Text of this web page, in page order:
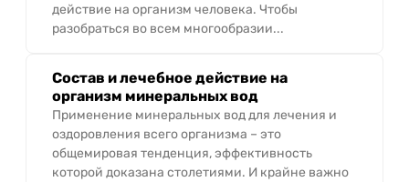
действие на организм человека. Чтобы
разобраться во всем многообразии...
Состав и лечебное действие на
организм минеральных вод
Применение минеральных вод для лечения и
оздоровления всего организма – это
общемировая тенденция, эффективность
которой доказана столетиями. И крайне важно